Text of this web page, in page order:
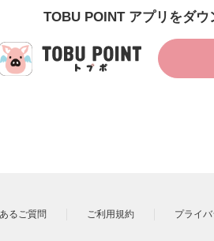
TOBU POINT アプリをダウ
るご質問 ご利用規約 プライ